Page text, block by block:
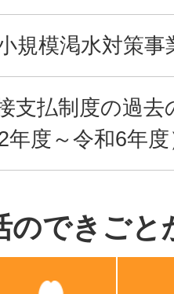
規模渇水対策事
支払制度の過去
年度～令和6年度
のできごと